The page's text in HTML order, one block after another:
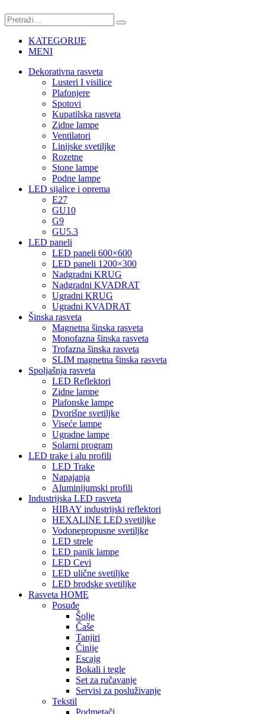
KATEGORIJE
MENI
Dekorativna rasveta
Lusteri I visilice
Plafonjere
Spotovi
Kupatilska rasveta
Zidne lampe
Ventilatori
Linijske svetiljke
Rozetne
Stone lampe
Podne lampe
LED sijalice i oprema
E27
GU10
G9
GU5.3
LED paneli
LED paneli 600×600
LED paneli 1200×300
Nadgradni KRUG
Nadgradni KVADRAT
Ugradni KRUG
Ugradni KVADRAT
Šinska rasveta
Magnetna šinska rasveta
Monofazna šinska rasveta
Trofazna šinska rasveta
SLIM magnetna šinska rasveta
Spoljašnja rasveta
LED Reflektori
Zidne lampe
Plafonske lampe
Dvorišne svetiljke
Viseće lampe
Ugradne lampe
Solarni program
LED trake i alu profili
LED Trake
Napajanja
Aluminijumski profili
Industrijska LED rasveta
HIBAY industrijski reflektori
HEXALINE LED svetiljke
Vodonepropusne svetiljke
LED strele
LED panik lampe
LED Cevi
LED ulične svetiljke
LED brodske svetiljke
Rasveta HOME
Posuđe
Šolje
Čaše
Tanjiri
Činije
Escajg
Bokali i tegle
Set za ručavanje
Servisi za posluživanje
Tekstil
Podmetači